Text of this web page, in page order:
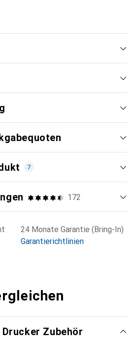
7
172
24 Monate Garantie (Bring-In)
Garantierichtlinien
Zubehör